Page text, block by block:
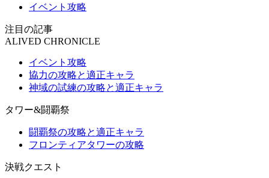
イベント攻略
注目の記事
ALIVED CHRONICLE
イベント攻略
協力の攻略と適正キャラ
神域の試練の攻略と適正キャラ
タワー&闘覇祭
闘覇祭の攻略と適正キャラ
フロンティアタワーの攻略
決戦クエスト